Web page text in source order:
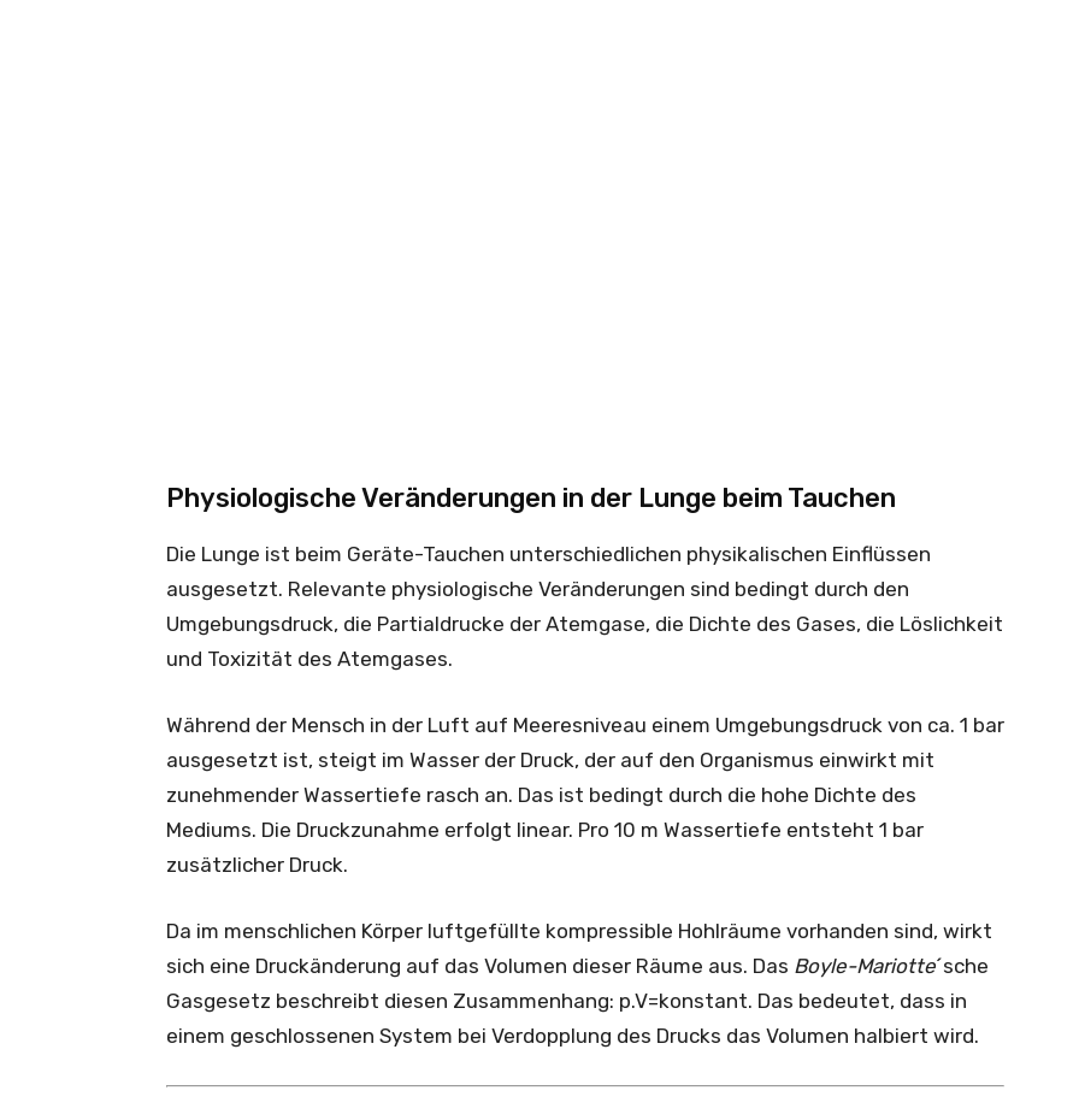
Physiologische Veränderungen in der Lunge beim Tauchen
Die Lunge ist beim Geräte-Tauchen unterschiedlichen physikalischen Einflüssen
ausgesetzt. Relevante physiologische Veränderungen sind bedingt durch den
Umgebungsdruck, die Partialdrucke der Atemgase, die Dichte des Gases, die Löslichkeit
und Toxizität des Atemgases.
Während der Mensch in der Luft auf Meeresniveau einem Umgebungsdruck von ca. 1 bar
ausgesetzt ist, steigt im Wasser der Druck, der auf den Organismus einwirkt mit
zunehmender Wassertiefe rasch an. Das ist bedingt durch die hohe Dichte des
Mediums. Die Druckzunahme erfolgt linear. Pro 10 m Wassertiefe entsteht 1 bar
zusätzlicher Druck.
Da im menschlichen Körper luftgefüllte kompressible Hohlräume vorhanden sind, wirkt
sich eine Druckänderung auf das Volumen dieser Räume aus. Das Boyle-Mariotte´sche
Gasgesetz beschreibt diesen Zusammenhang: p.V=konstant. Das bedeutet, dass in
einem geschlossenen System bei Verdopplung des Drucks das Volumen halbiert wird.